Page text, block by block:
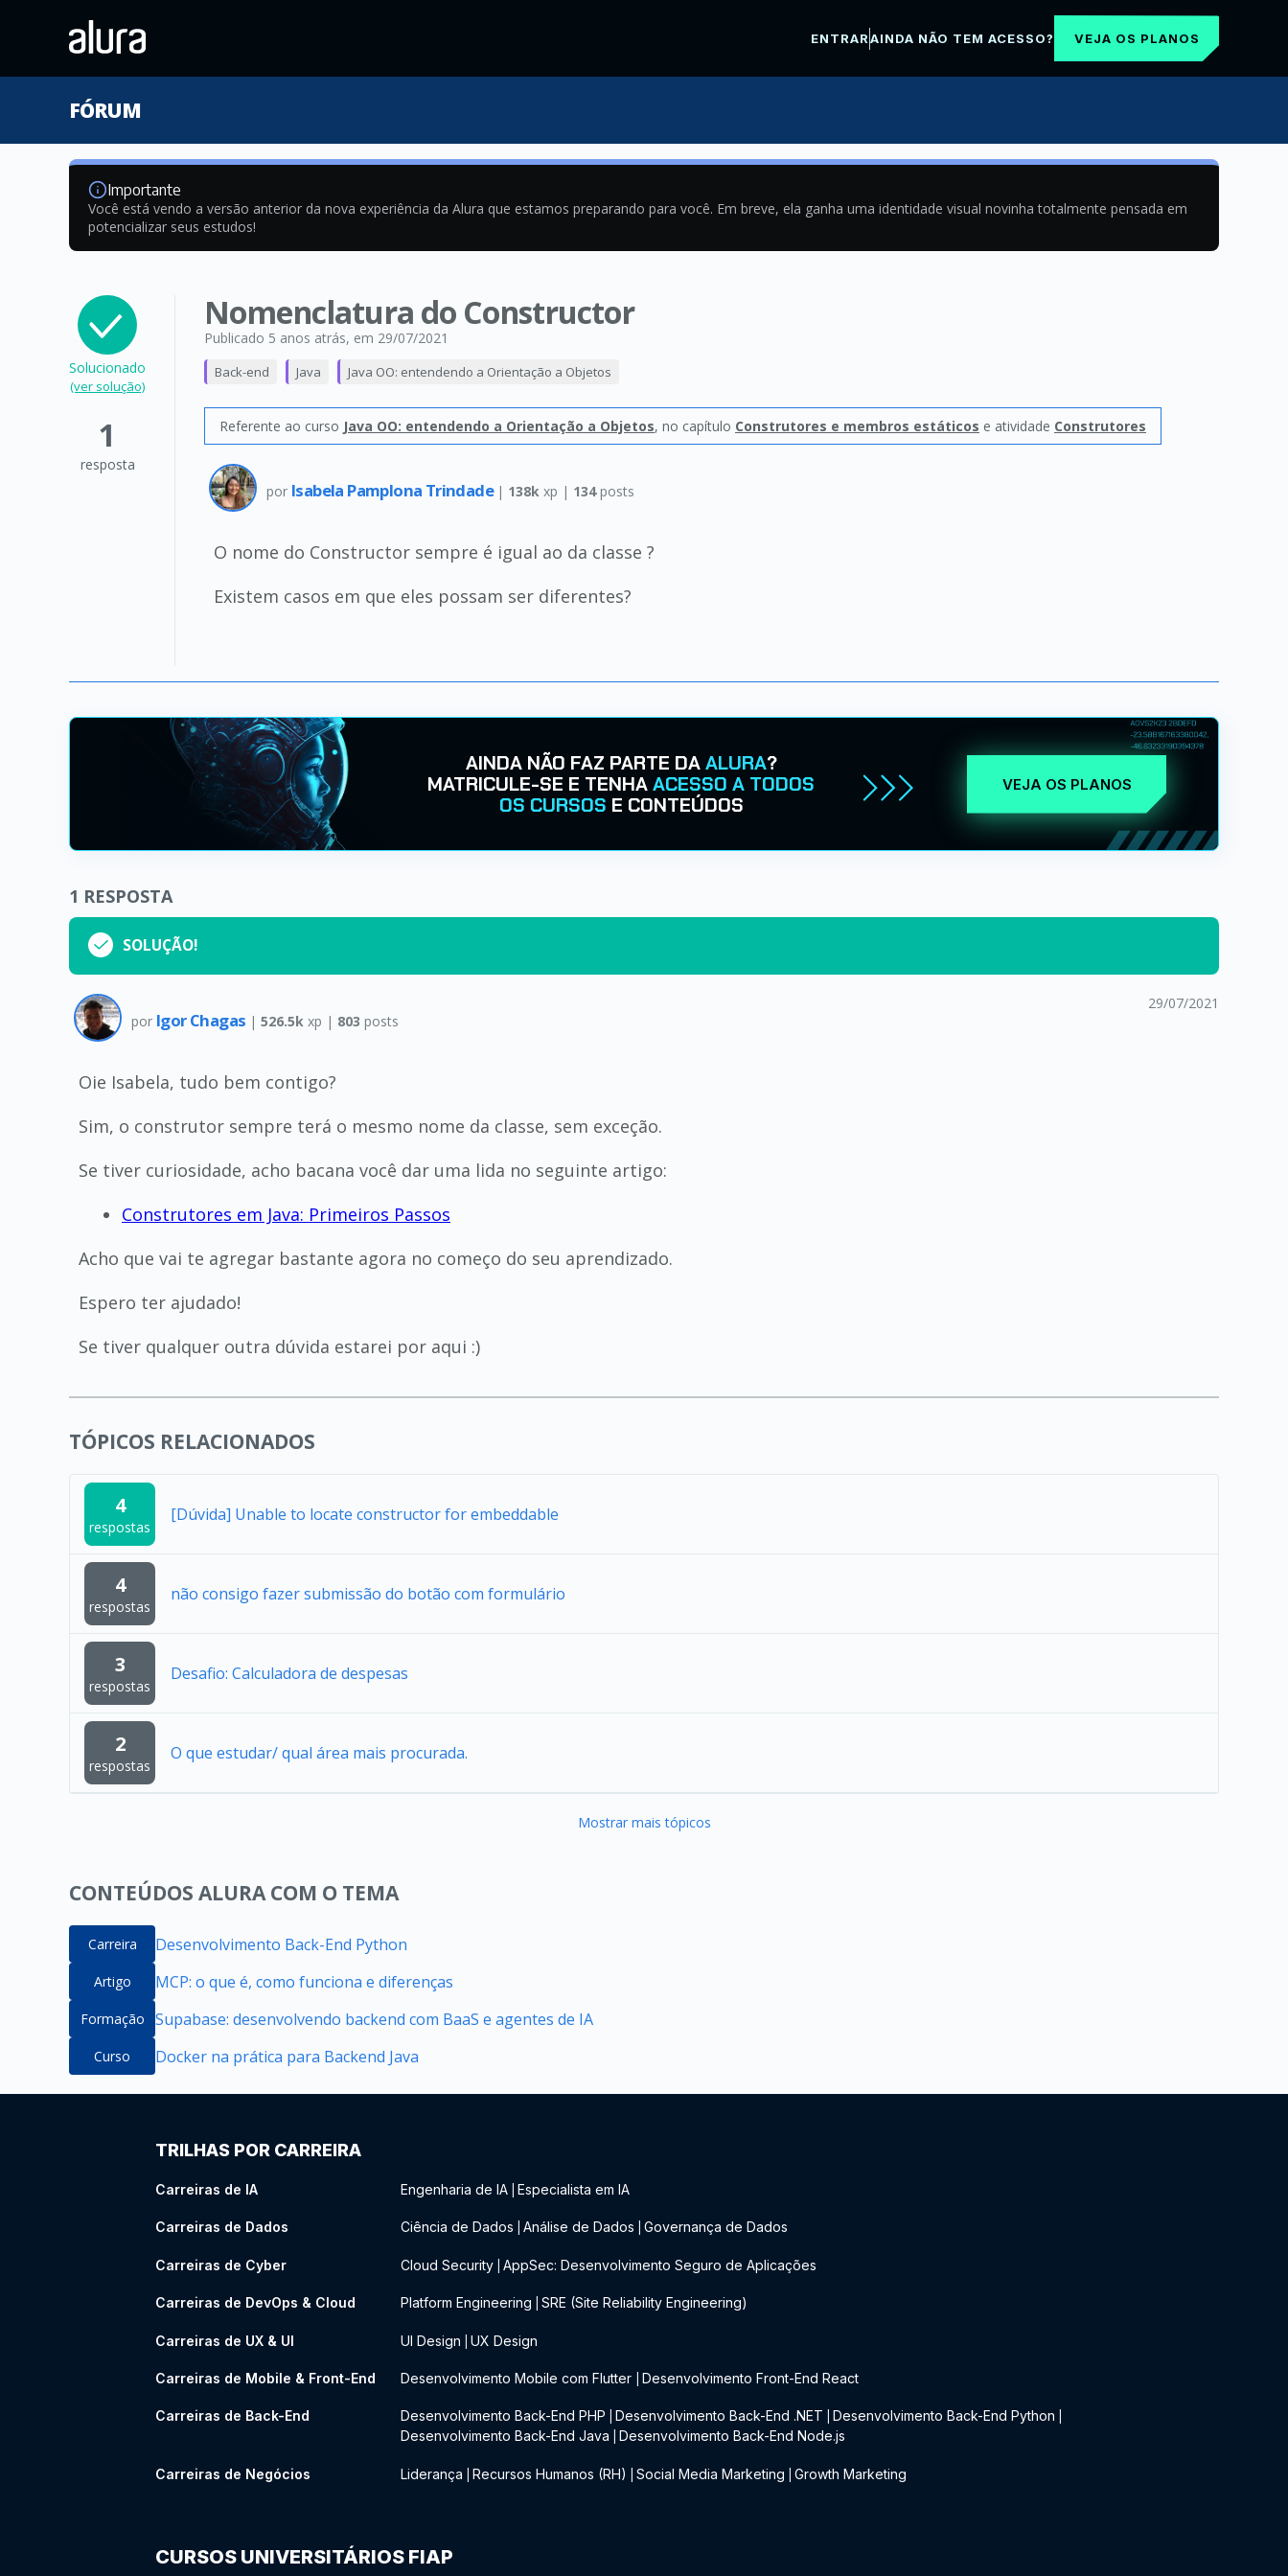
ENTRARAINDA NÃO TEM ACESSO? VEJA OS PLANOS
FÓRUM
Importante
Você está vendo a versão anterior da nova experiência da Alura que estamos preparando para você. Em breve, ela ganha uma identidade visual novinha totalmente pensada em
potencializar seus estudos!
Solucionado
(ver solução)
1
resposta
Nomenclatura do Constructor
Publicado 5 anos atrás, em 29/07/2021
Back-end Java Java OO: entendendo a Orientação a Objetos
Referente ao curso Java OO: entendendo a Orientação a Objetos, no capítulo Construtores e membros estáticos e atividade Construtores
por Isabela Pamplona Trindade | 138k xp | 134posts
O nome do Constructor sempre é igual ao da classe ?
Existem casos em que eles possam ser diferentes?
AINDA NÃO FAZ PARTE DAALURA?
MATRICULE-SE E TENHAACESSO A TODOS
OS CURSOS E CONTEÚDOS
VEJA OS PLANOS
1 RESPOSTA
SOLUÇÃO!
por Igor Chagas | 526.5k xp | 803 posts
29/07/2021
Oie Isabela, tudo bem contigo?
Sim, o construtor sempre terá o mesmo nome da classe, sem exceção.
Se tiver curiosidade, acho bacana você dar uma lida no seguinte artigo:
Construtores em Java: Primeiros Passos
Acho que vai te agregar bastante agora no começo do seu aprendizado.
Espero ter ajudado!
Se tiver qualquer outra dúvida estarei por aqui :)
TÓPICOS RELACIONADOS
4
respostas
[Dúvida] Unable to locate constructor for embeddable
4
respostas
não consigo fazer submissão do botão com formulário
3
respostas
Desafio: Calculadora de despesas
2
respostas
O que estudar/ qual área mais procurada.
Mostrar mais tópicos
CONTEÚDOS ALURA COM O TEMA
Carreira Desenvolvimento Back-End Python
Artigo MCP: o que é, como funciona e diferenças
Formação Supabase: desenvolvendo backend com BaaS e agentes de IA
Curso Docker na prática para Backend Java
TRILHAS POR CARREIRA
Carreiras de IA Engenharia de IA Especialista em IA
Carreiras de Dados Ciência de Dados Análise de Dados Governança de Dados
Carreiras de Cyber Cloud Security AppSec: Desenvolvimento Seguro de Aplicações
Carreiras de DevOps & Cloud Platform Engineering SRE (Site Reliability Engineering)
Carreiras de UX & UI UI Design UX Design
Carreiras de Mobile & Front-End Desenvolvimento Mobile com Flutter Desenvolvimento Front-End React
Carreiras de Back-End Desenvolvimento Back-End PHP Desenvolvimento Back-End .NET Desenvolvimento Back-End Python
Desenvolvimento Back-End Java Desenvolvimento Back-End Node.js
Carreiras de Negócios Liderança Recursos Humanos (RH) Social Media Marketing Growth Marketing
CURSOS UNIVERSITÁRIOS FIAP